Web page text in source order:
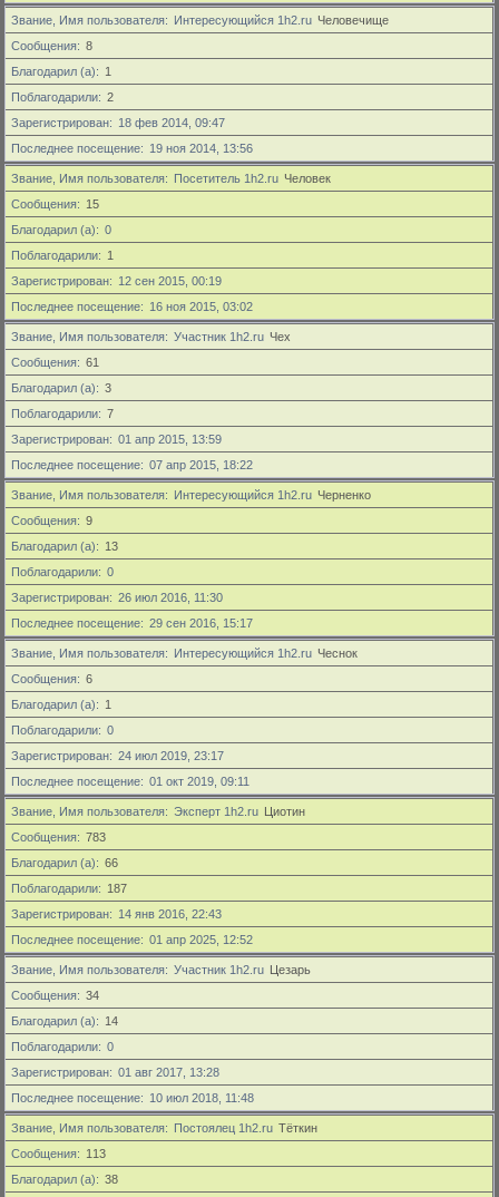
Звание, Имя пользователя Интересующийся 1h2.ru Человечище
Сообщения
8
Благодарил (а)
1
Поблагодарили
2
Зарегистрирован
18 фев 2014, 09:47
Последнее посещение
19 ноя 2014, 13:56
Звание, Имя пользователя Посетитель 1h2.ru Человек
Сообщения
15
Благодарил (а)
0
Поблагодарили
1
Зарегистрирован
12 сен 2015, 00:19
Последнее посещение
16 ноя 2015, 03:02
Звание, Имя пользователя Участник 1h2.ru Чех
Сообщения
61
Благодарил (а)
3
Поблагодарили
7
Зарегистрирован
01 апр 2015, 13:59
Последнее посещение
07 апр 2015, 18:22
Звание, Имя пользователя Интересующийся 1h2.ru Черненко
Сообщения
9
Благодарил (а)
13
Поблагодарили
0
Зарегистрирован
26 июл 2016, 11:30
Последнее посещение
29 сен 2016, 15:17
Звание, Имя пользователя Интересующийся 1h2.ru Чеснок
Сообщения
6
Благодарил (а)
1
Поблагодарили
0
Зарегистрирован
24 июл 2019, 23:17
Последнее посещение
01 окт 2019, 09:11
Звание, Имя пользователя Эксперт 1h2.ru Циотин
Сообщения
783
Благодарил (а)
66
Поблагодарили
187
Зарегистрирован
14 янв 2016, 22:43
Последнее посещение
01 апр 2025, 12:52
Звание, Имя пользователя Участник 1h2.ru Цезарь
Сообщения
34
Благодарил (а)
14
Поблагодарили
0
Зарегистрирован
01 авг 2017, 13:28
Последнее посещение
10 июл 2018, 11:48
Звание, Имя пользователя Постоялец 1h2.ru Тёткин
Сообщения
113
Благодарил (а)
38